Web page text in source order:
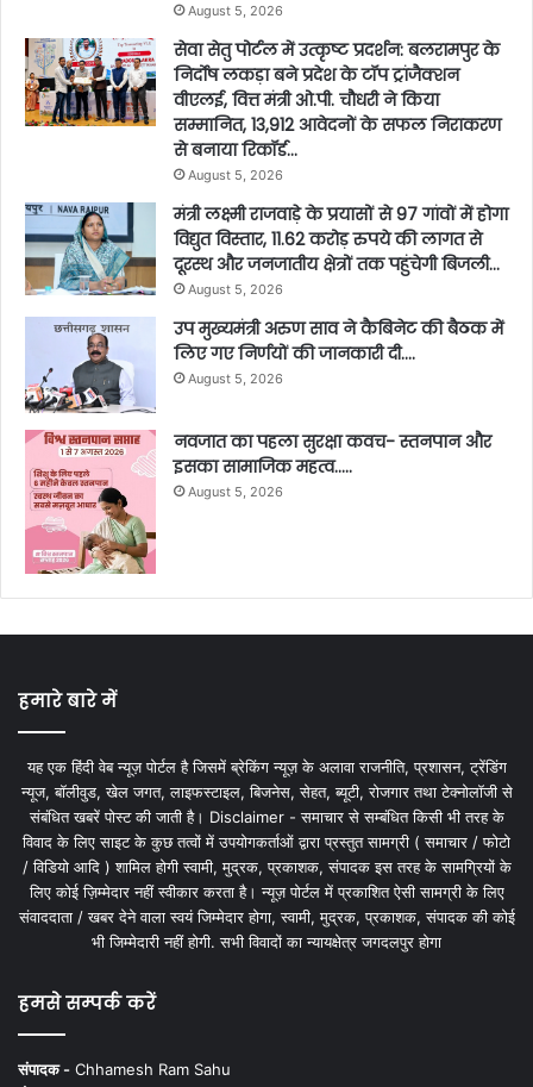
August 5, 2026
सेवा सेतु पोर्टल में उत्कृष्ट प्रदर्शन: बलरामपुर के
निर्दोष लकड़ा बने प्रदेश के टॉप ट्रांजैक्शन
वीएलई, वित्त मंत्री ओ.पी. चौधरी ने किया
सम्मानित, 13,912 आवेदनों के सफल निराकरण
से बनाया रिकॉर्ड…
August 5, 2026
मंत्री लक्ष्मी राजवाड़े के प्रयासों से 97 गांवों में होगा
विद्युत विस्तार, 11.62 करोड़ रुपये की लागत से
दूरस्थ और जनजातीय क्षेत्रों तक पहुंचेगी बिजली…
August 5, 2026
उप मुख्यमंत्री अरुण साव ने कैबिनेट की बैठक में
लिए गए निर्णयों की जानकारी दी….
August 5, 2026
नवजात का पहला सुरक्षा कवच- स्तनपान और
इसका सामाजिक महत्व…..
August 5, 2026
हमारे बारे में
यह एक हिंदी वेब न्यूज़ पोर्टल है जिसमें ब्रेकिंग न्यूज़ के अलावा राजनीति, प्रशासन, ट्रेंडिंग
न्यूज, बॉलीवुड, खेल जगत, लाइफस्टाइल, बिजनेस, सेहत, ब्यूटी, रोजगार तथा टेक्नोलॉजी से
संबंधित खबरें पोस्ट की जाती है। Disclaimer - समाचार से सम्बंधित किसी भी तरह के
विवाद के लिए साइट के कुछ तत्वों में उपयोगकर्ताओं द्वारा प्रस्तुत सामग्री ( समाचार / फोटो
/ विडियो आदि ) शामिल होगी स्वामी, मुद्रक, प्रकाशक, संपादक इस तरह के सामग्रियों के
लिए कोई ज़िम्मेदार नहीं स्वीकार करता है। न्यूज़ पोर्टल में प्रकाशित ऐसी सामग्री के लिए
संवाददाता / खबर देने वाला स्वयं जिम्मेदार होगा, स्वामी, मुद्रक, प्रकाशक, संपादक की कोई
भी जिम्मेदारी नहीं होगी. सभी विवादों का न्यायक्षेत्र जगदलपुर होगा
हमसे सम्पर्क करें
संपादक - Chhamesh Ram Sahu